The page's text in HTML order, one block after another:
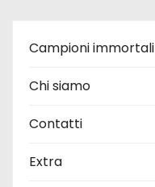
Campioni immortali
Chi siamo
Contatti
Extra